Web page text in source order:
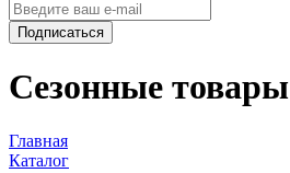
Подписаться
Сезонные товары
Главная
Каталог